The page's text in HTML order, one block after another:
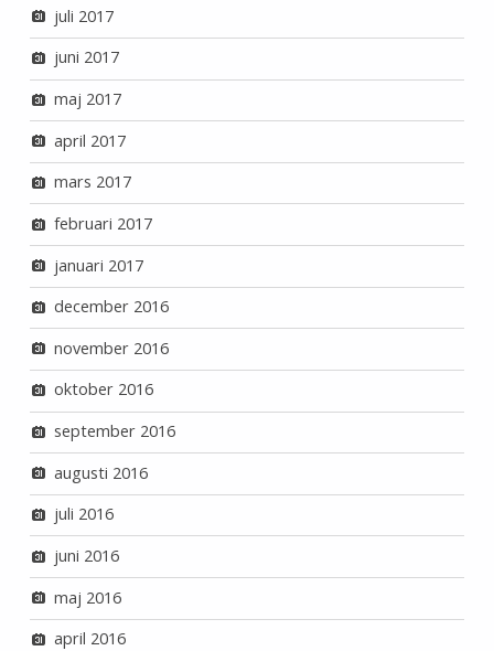
juli 2017
juni 2017
maj 2017
april 2017
mars 2017
februari 2017
januari 2017
december 2016
november 2016
oktober 2016
september 2016
augusti 2016
juli 2016
juni 2016
maj 2016
april 2016